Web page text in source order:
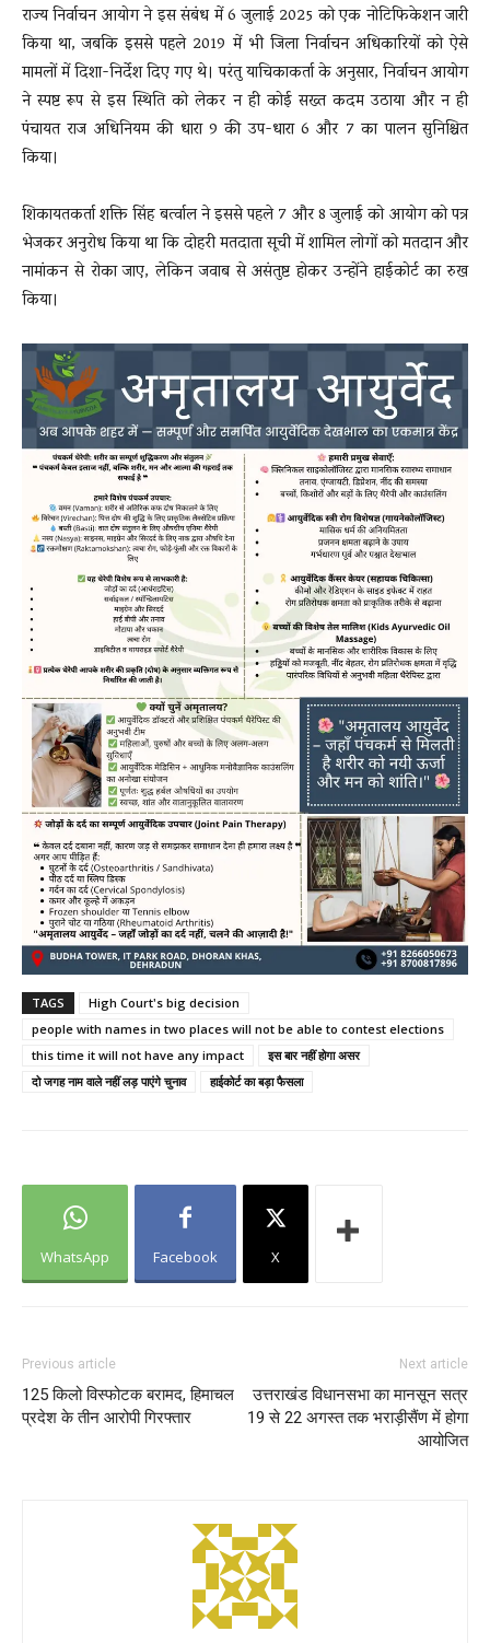
राज्य निर्वाचन आयोग ने इस संबंध में 6 जुलाई 2025 को एक नोटिफिकेशन जारी
किया था, जबकि इससे पहले 2019 में भी जिला निर्वाचन अधिकारियों को ऐसे
मामलों में दिशा-निर्देश दिए गए थे। परंतु याचिकाकर्ता के अनुसार, निर्वाचन आयोग
ने स्पष्ट रूप से इस स्थिति को लेकर न ही कोई सख्त कदम उठाया और न ही
पंचायत राज अधिनियम की धारा 9 की उप-धारा 6 और 7 का पालन सुनिश्चित
किया।
शिकायतकर्ता शक्ति सिंह बर्त्वाल ने इससे पहले 7 और 8 जुलाई को आयोग को पत्र
भेजकर अनुरोध किया था कि दोहरी मतदाता सूची में शामिल लोगों को मतदान और
नामांकन से रोका जाए, लेकिन जवाब से असंतुष्ट होकर उन्होंने हाईकोर्ट का रुख
किया।
TAGS
High Court's big decision
people with names in two places will not be able to contest elections
this time it will not have any impact
इस बार नहीं होगा असर
दो जगह नाम वाले नहीं लड़ पाएंगे चुनाव
हाईकोर्ट का बड़ा फैसला
WhatsApp Facebook X
Previous article
125 किलो विस्फोटक बरामद, हिमाचल
प्रदेश के तीन आरोपी गिरफ्तार
Next article
उत्तराखंड विधानसभा का मानसून सत्र
19 से 22 अगस्त तक भराड़ीसैंण में होगा
आयोजित